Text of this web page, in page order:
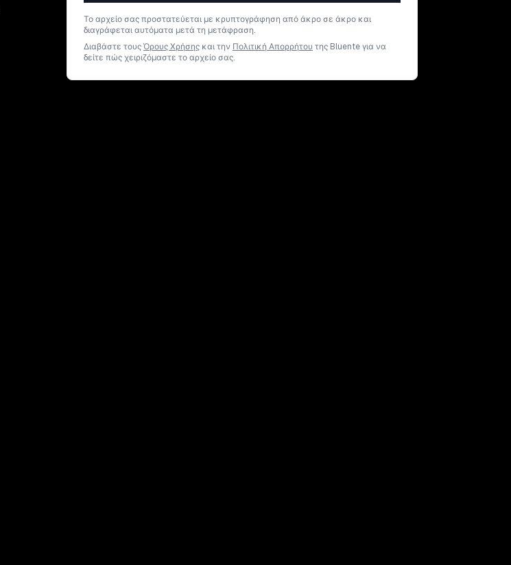
Το αρχείο σας προστατεύεται με κρυπτογράφηση από άκρο σε άκρο και
διαγράφεται αυτόματα μετά τη μετάφραση.
Διαβάστε τουςΌρους Χρήσης και την Πολιτική Απορρήτου της Bluente για να
δείτε πώς χειριζόμαστε το αρχείο σας.